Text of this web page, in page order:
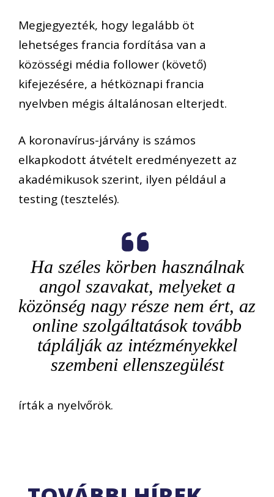
Megjegyezték, hogy legalább öt
lehetséges francia fordítása van a
közösségi média follower (követő)
kifejezésére, a hétköznapi francia
nyelvben mégis általánosan elterjedt.
A koronavírus-járvány is számos
elkapkodott átvételt eredményezett az
akadémikusok szerint, ilyen például a
testing (tesztelés).
Ha széles körben használnak
angol szavakat, melyeket a
közönség nagy része nem ért, az
online szolgáltatások tovább
táplálják az intézményekkel
szembeni ellenszegülést
írták a nyelvőrök.